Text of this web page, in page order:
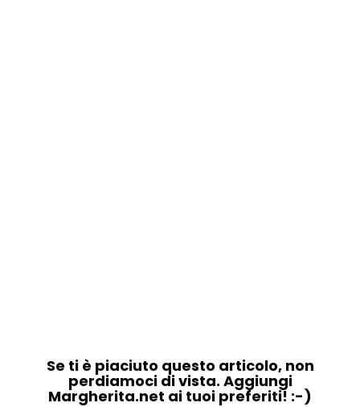
Se ti è piaciuto questo articolo, non
perdiamoci di vista. Aggiungi
Margherita.net ai tuoi preferiti! :-)